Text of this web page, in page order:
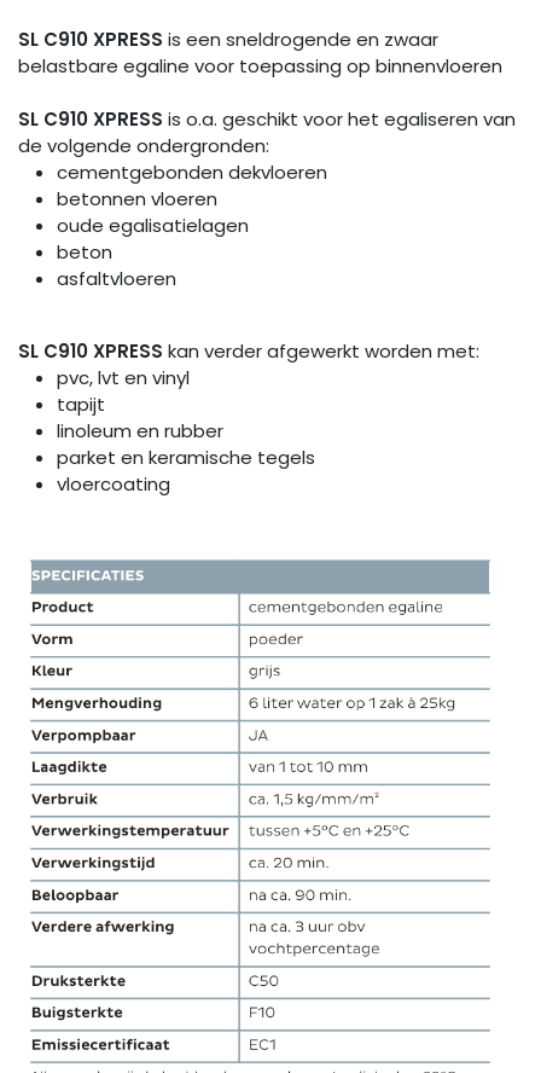
SL C910 XPRESS is een sneldrogende en zwaar
belastbare egaline voor toepassing op binnenvloeren
SL C910 XPRESS is o.a. geschikt voor het egaliseren van
de volgende ondergronden:
cementgebonden dekvloeren
betonnen vloeren
oude egalisatielagen
beton
asfaltvloeren
SL C910 XPRESS kan verder afgewerkt worden met:
pvc, lvt en vinyl
tapijt
linoleum en rubber
parket en keramische tegels
vloercoating